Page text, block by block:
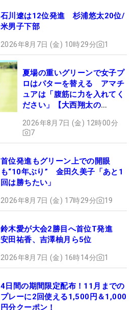
石川遼は12位発進 杉浦悠太20位/
米男子下部
2026年8月7日 (金) 10時29分 1
夏場の重いグリーンで女子プ
ロはパターを替える アマチ
ュアは「腹筋に力を入れてく
ださい」【大西翔太の
2026年8月7日 (金) 12時00分
7
首位発進もグリーン上での開眼
も“10年ぶり” 金田久美子「あと1
回は勝ちたい」
2026年8月7日 (金) 17時29分 19
鈴木愛が大会2勝目へ首位T発進
安田祐香、吉澤柚月ら5位
2026年8月7日 (金) 16時14分 1
4日間の期間限定配布！11月までの
プレーに2回使える1,500円＆1,000
円分クーポン！